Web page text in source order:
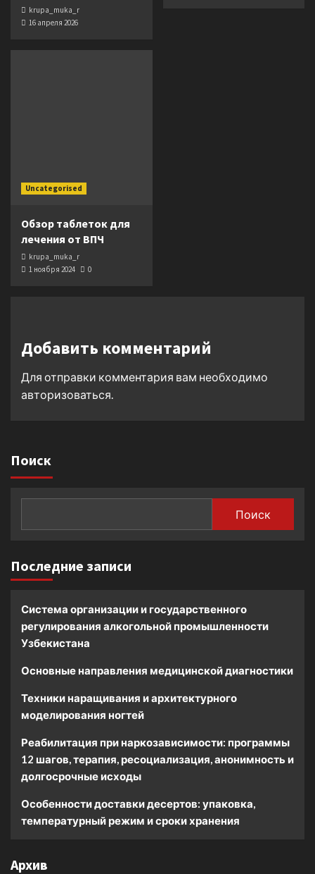
krupa_muka_r
16 апреля 2026
Uncategorised
Обзор таблеток для
лечения от ВПЧ
krupa_muka_r
1 ноября 2024
0
Добавить комментарий
Для отправки комментария вам необходимо
авторизоваться.
Поиск
Поиск
Последние записи
Система организации и государственного
регулирования алкогольной промышленности
Узбекистана
Основные направления медицинской диагностики
Техники наращивания и архитектурного
моделирования ногтей
Реабилитация при наркозависимости: программы
12 шагов, терапия, ресоциализация, анонимность и
долгосрочные исходы
Особенности доставки десертов: упаковка,
температурный режим и сроки хранения
Архив